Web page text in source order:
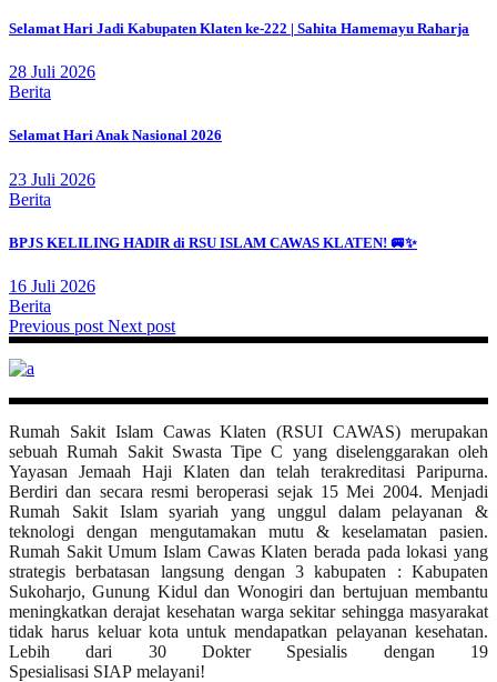
Selamat Hari Jadi Kabupaten Klaten ke-222 | Sahita Hamemayu Raharja
28 Juli 2026
Berita
Selamat Hari Anak Nasional 2026
23 Juli 2026
Berita
BPJS KELILING HADIR di RSU ISLAM CAWAS KLATEN! 🚐✨
16 Juli 2026
Berita
Previous post Next post
Rumah Sakit Islam Cawas Klaten (RSUI CAWAS) merupakan
sebuah Rumah Sakit Swasta Tipe C yang diselenggarakan oleh
Yayasan Jemaah Haji Klaten dan telah terakreditasi Paripurna.
Berdiri dan secara resmi beroperasi sejak 15 Mei 2004. Menjadi
Rumah Sakit Islam syariah yang unggul dalam pelayanan &
teknologi dengan mengutamakan mutu & keselamatan pasien.
Rumah Sakit Umum Islam Cawas Klaten berada pada lokasi yang
strategis berbatasan langsung dengan 3 kabupaten : Kabupaten
Sukoharjo, Gunung Kidul dan Wonogiri dan bertujuan membantu
meningkatkan derajat kesehatan warga sekitar sehingga masyarakat
tidak harus keluar kota untuk mendapatkan pelayanan kesehatan.
Lebih dari 30 Dokter Spesialis dengan 19
Spesialisasi SIAP melayani!